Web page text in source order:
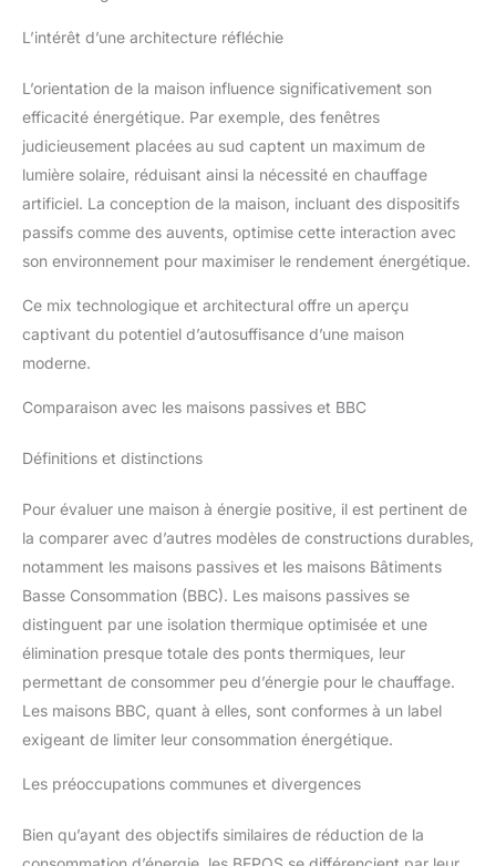
L’intérêt d’une architecture réfléchie
L’orientation de la maison influence significativement son
efficacité énergétique. Par exemple, des fenêtres
judicieusement placées au sud captent un maximum de
lumière solaire, réduisant ainsi la nécessité en chauffage
artificiel. La conception de la maison, incluant des dispositifs
passifs comme des auvents, optimise cette interaction avec
son environnement pour maximiser le rendement énergétique.
Ce mix technologique et architectural offre un aperçu
captivant du potentiel d’autosuffisance d’une maison
moderne.
Comparaison avec les maisons passives et BBC
Définitions et distinctions
Pour évaluer une maison à énergie positive, il est pertinent de
la comparer avec d’autres modèles de constructions durables,
notamment les maisons passives et les maisons Bâtiments
Basse Consommation (BBC). Les maisons passives se
distinguent par une isolation thermique optimisée et une
élimination presque totale des ponts thermiques, leur
permettant de consommer peu d’énergie pour le chauffage.
Les maisons BBC, quant à elles, sont conformes à un label
exigeant de limiter leur consommation énergétique.
Les préoccupations communes et divergences
Bien qu’ayant des objectifs similaires de réduction de la